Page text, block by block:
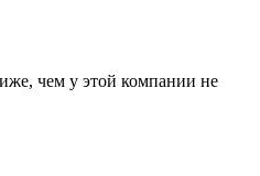
чем у этой компании не